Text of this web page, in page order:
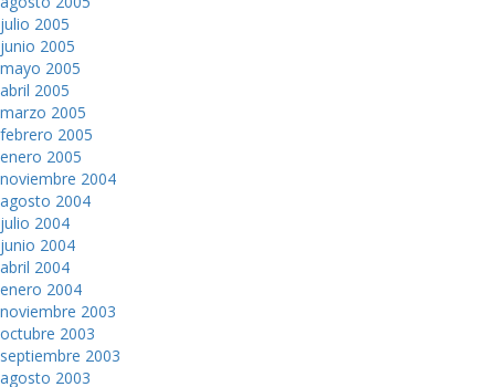
julio 2005
junio 2005
mayo 2005
abril 2005
marzo 2005
febrero 2005
enero 2005
noviembre 2004
agosto 2004
julio 2004
junio 2004
abril 2004
enero 2004
noviembre 2003
octubre 2003
septiembre 2003
agosto 2003